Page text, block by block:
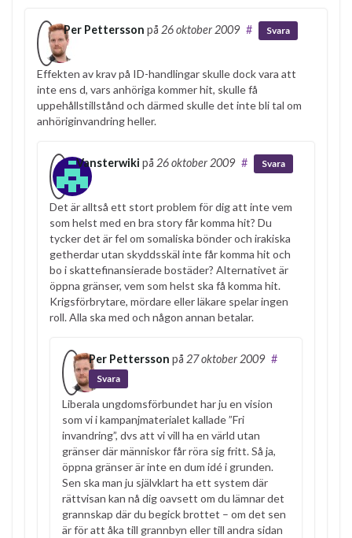
Per Pettersson på 26 oktober 2009 # Svara
Effekten av krav på ID-handlingar skulle dock vara att
inte ens d, vars anhöriga kommer hit, skulle få
uppehållstillstånd och därmed skulle det inte bli tal om
anhöriginvandring heller.
Vansterwiki på 26 oktober 2009 # Svara
Det är alltså ett stort problem för dig att inte vem
som helst med en bra story får komma hit? Du
tycker det är fel om somaliska bönder och irakiska
getherdar utan skyddsskäl inte får komma hit och
bo i skattefinansierade bostäder? Alternativet är
öppna gränser, vem som helst ska få komma hit.
Krigsförbrytare, mördare eller läkare spelar ingen
roll. Alla ska med och någon annan betalar.
Per Pettersson på 27 oktober 2009 #
Svara
Liberala ungdomsförbundet har ju en vision
som vi i kampanjmaterialet kallade ”Fri
invandring”, dvs att vi vill ha en värld utan
gränser där människor får röra sig fritt. Så ja,
öppna gränser är inte en dum idé i grunden.
Sen ska man ju självklart ha ett system där
rättvisan kan nå dig oavsett om du lämnar det
grannskap där du begick brottet – om det sen
är för att åka till grannbyn eller till andra sidan